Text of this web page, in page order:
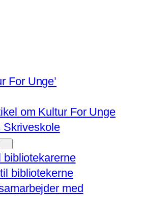
For Unge’
om Kultur For Unge
Skriveskole
bibliotekarerne
bibliotekerne
med